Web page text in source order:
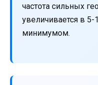
частота сильных
увеличивается в
минимумом.